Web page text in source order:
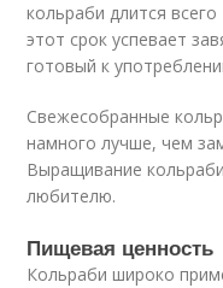
кольраби длится
этот срок успевает
готовый к
Свежесобранные
намного лучше, чем
Выращивание
любителю.
Пищевая ценность
Кольраби широко